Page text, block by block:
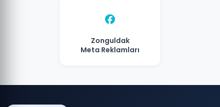
Zonguldak
Meta Reklamları